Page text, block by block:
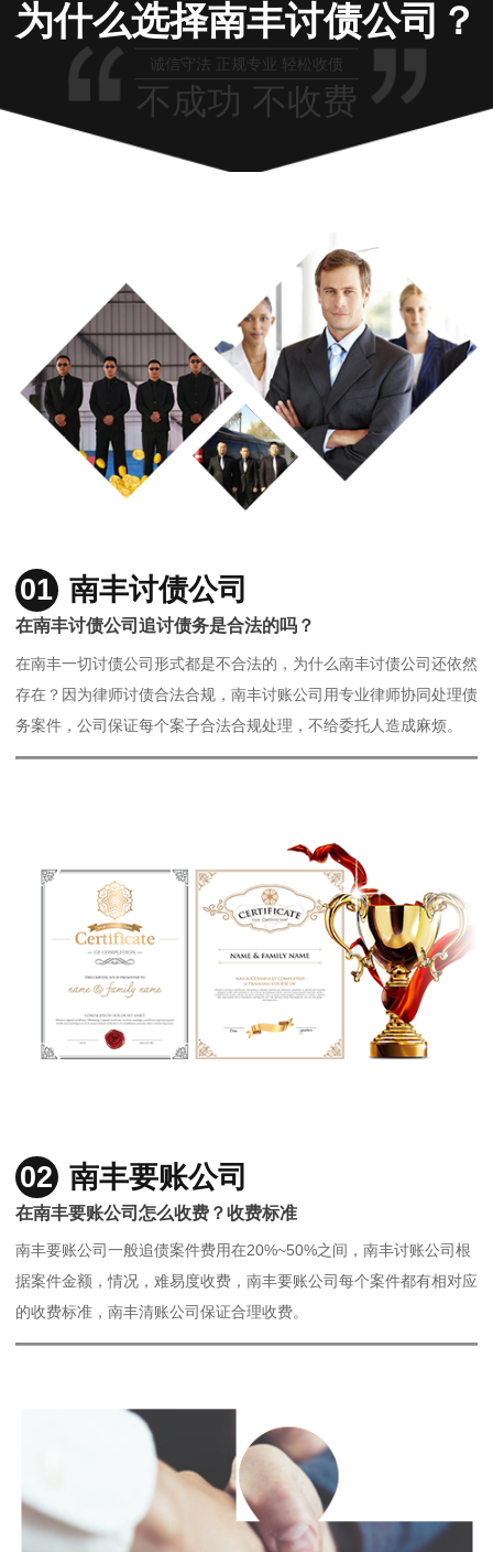
为什么选择南丰讨债公司？
诚信守法 正规专业 轻松收债
不成功 不收费
01 南丰讨债公司
在南丰讨债公司追讨债务是合法的吗？
在南丰一切讨债公司形式都是不合法的，为什么南丰讨债公司还依然
存在？因为律师讨债合法合规，南丰讨账公司用专业律师协同处理债
务案件，公司保证每个案子合法合规处理，不给委托人造成麻烦。
02 南丰要账公司
在南丰要账公司怎么收费？收费标准
南丰要账公司一般追债案件费用在20%~50%之间，南丰讨账公司根
据案件金额，情况，难易度收费，南丰要账公司每个案件都有相对应
的收费标准，南丰清账公司保证合理收费。